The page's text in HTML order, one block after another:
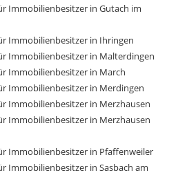
Immobilienbesitzer in Gutach im
Immobilienbesitzer in Ihringen
Immobilienbesitzer in Malterdingen
Immobilienbesitzer in March
Immobilienbesitzer in Merdingen
Immobilienbesitzer in Merzhausen
Immobilienbesitzer in Merzhausen
Immobilienbesitzer in Pfaffenweiler
Immobilienbesitzer in Sasbach am